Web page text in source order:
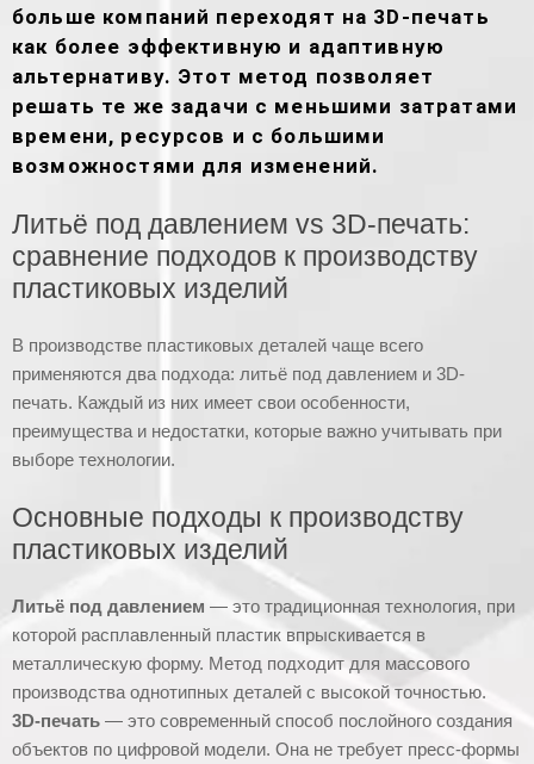
больше компаний переходят на 3D-печать
как более эффективную и адаптивную
альтернативу. Этот метод позволяет
решать те же задачи с меньшими затратами
времени, ресурсов и с большими
возможностями для изменений.
Литьё под давлением vs 3D-печать:
сравнение подходов к производству
пластиковых изделий
В производстве пластиковых деталей чаще всего
применяются два подхода: литьё под давлением и 3D-
печать. Каждый из них имеет свои особенности,
преимущества и недостатки, которые важно учитывать при
выборе технологии.
Основные подходы к производству
пластиковых изделий
Литьё под давлением — это традиционная технология, при
которой расплавленный пластик впрыскивается в
металлическую форму. Метод подходит для массового
производства однотипных деталей с высокой точностью.
3D-печать — это современный способ послойного создания
объектов по цифровой модели. Она не требует пресс-формы